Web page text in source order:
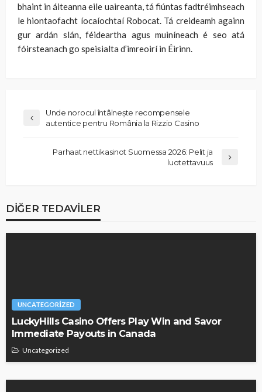
bhaint in áiteanna eile uaireanta, tá fiúntas fadtréimhseach
le hiontaofacht íocaíochtaí Robocat. Tá creideamh againn
gur ardán slán, féideartha agus muiníneach é seo atá
fóirsteanach go speisialta d’imreoirí in Éirinn.
Unde norocul întâlnește recompensele
autentice pentru România la Rizzio Casino
Parhaat nettikasinot Suomessa 2026: Pelit ja
luotettavuus
DIĞER TEDAVILER
UNCATEGORIZED
LuckyHills Casino Offers Play Win and Savor
Immediate Payouts in Canada
Uncategorized